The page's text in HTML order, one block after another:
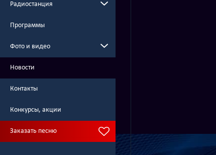
Радиостанция
Программы
Фото и видео
Новости
Контакты
Конкурсы, акции
Заказать песню